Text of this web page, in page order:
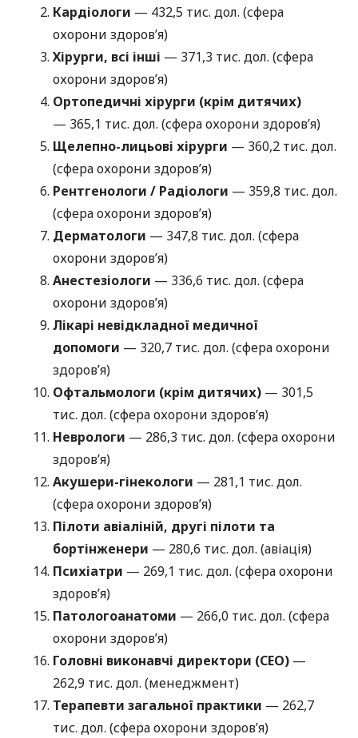
Кардіологи — 432,5 тис. дол. (сфера
охорони здоров’я)
Хірурги, всі інші — 371,3 тис. дол. (сфера
охорони здоров’я)
Ортопедичні хірурги (крім дитячих)
— 365,1 тис. дол. (сфера охорони здоров’я)
Щелепно-лицьові хірурги — 360,2 тис. дол.
(сфера охорони здоров’я)
Рентгенологи / Радіологи — 359,8 тис. дол.
(сфера охорони здоров’я)
Дерматологи — 347,8 тис. дол. (сфера
охорони здоров’я)
Анестезіологи — 336,6 тис. дол. (сфера
охорони здоров’я)
Лікарі невідкладної медичної
допомоги — 320,7 тис. дол. (сфера охорони
здоров’я)
Офтальмологи (крім дитячих) — 301,5
тис. дол. (сфера охорони здоров’я)
Неврологи — 286,3 тис. дол. (сфера охорони
здоров’я)
Акушери-гінекологи — 281,1 тис. дол.
(сфера охорони здоров’я)
Пілоти авіаліній, другі пілоти та
бортінженери — 280,6 тис. дол. (авіація)
Психіатри — 269,1 тис. дол. (сфера охорони
здоров’я)
Патологоанатоми — 266,0 тис. дол. (сфера
охорони здоров’я)
Головні виконавчі директори (CEO) —
262,9 тис. дол. (менеджмент)
Терапевти загальної практики — 262,7
тис. дол. (сфера охорони здоров’я)